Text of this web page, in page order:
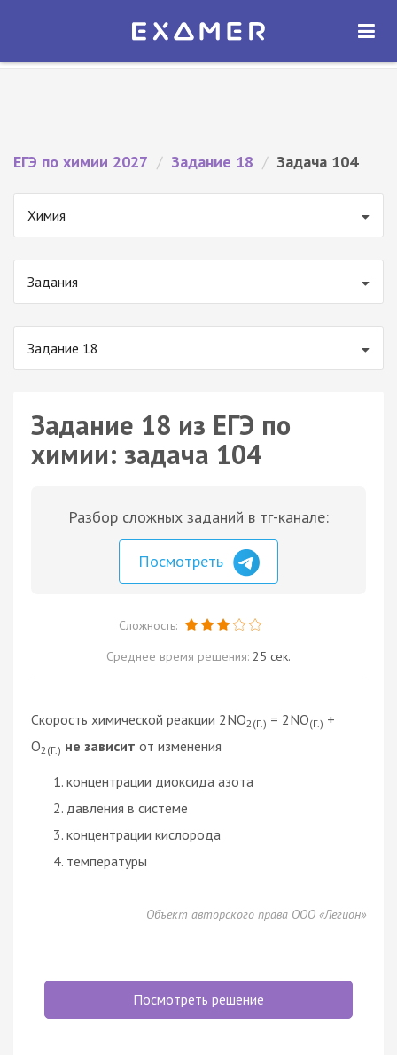
Экзамер — ЕГЭ 2027
ОТКРЫТЬ
ЕГЭ по химии 2027 / Задание 18 / Задача 104
Химия
Задания
Задание 18
Задание 18 из ЕГЭ по
химии: задача 104
Разбор сложных заданий в тг-канале:
Посмотреть
Сложность:
Среднее время решения: 25 сек.
Скорость химической реакции 2NO2(Г.) = 2NO(Г.) +
O2(Г.) не зависит от изменения
концентрации диоксида азота
давления в системе
концентрации кислорода
температуры
Объект авторского права ООО «Легион»
Посмотреть решение